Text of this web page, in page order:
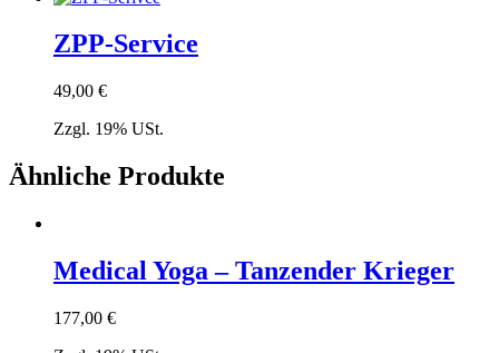
ZPP-Service
49,00 €
Zzgl. 19% USt.
Ähnliche Produkte
Medical Yoga – Tanzender Krieger
177,00 €